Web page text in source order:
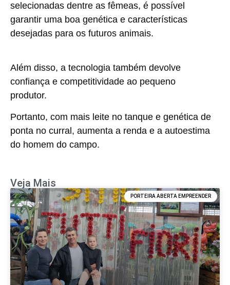
selecionadas dentre as fêmeas, é possível
garantir uma boa genética e características
desejadas para os futuros animais.
Além disso, a tecnologia também devolve
confiança e competitividade ao pequeno
produtor.
Portanto, com mais leite no tanque e genética de
ponta no curral, aumenta a renda e a autoestima
do homem do campo.
Veja Mais
PORTEIRA ABERTA EMPREENDER